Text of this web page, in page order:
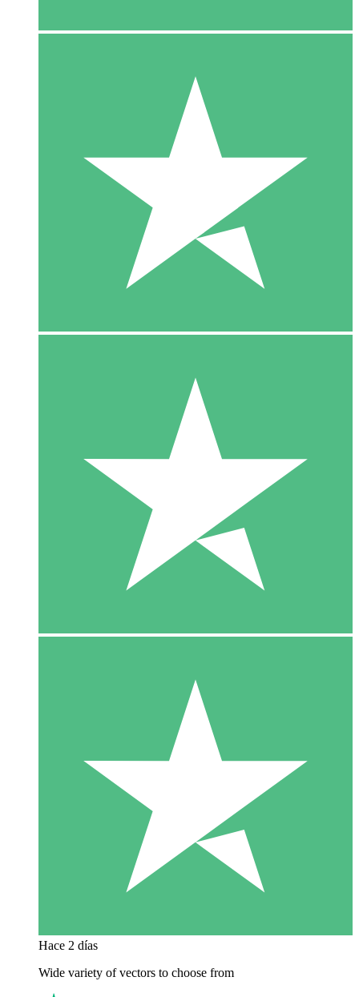
Hace 2 días
Wide variety of vectors to choose from